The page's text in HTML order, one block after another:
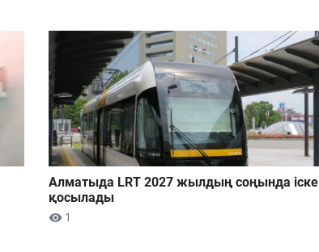
Алматыда LRT 2027 жылдың соңында іске
қосылады
1